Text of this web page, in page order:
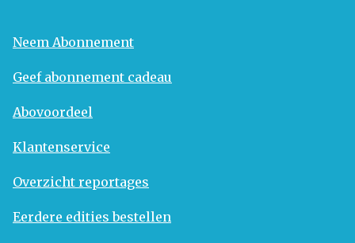
Neem Abonnement
Geef abonnement cadeau
Abovoordeel
Klantenservice
Overzicht reportages
Eerdere edities bestellen